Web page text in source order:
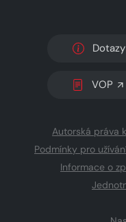
Dotazy
VOP
Autorská práva
Podmínky pro
Informace o